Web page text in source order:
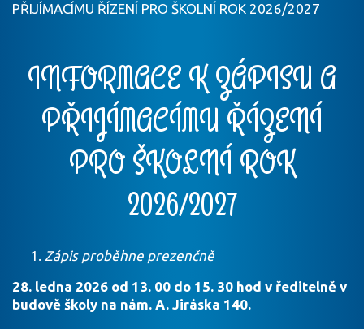
PŘIJÍMACÍMU ŘÍZENÍ PRO ŠKOLNÍ ROK 2026/2027
INFORMACE K ZÁPISU A
PŘIJÍMACÍMU ŘÍZENÍ
PRO ŠKOLNÍ ROK
2026/2027
Zápis proběhne prezenčně
28. ledna 2026 od 13. 00 do 15. 30 hod v ředitelně v
budově školy na nám. A. Jiráska 140.